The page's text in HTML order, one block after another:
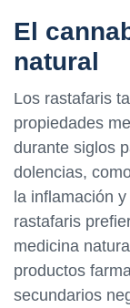
El
natural
Los rastafaris
propiedades
durante siglos
dolencias,
la inflamación
rastafaris
medicina
productos
secundarios